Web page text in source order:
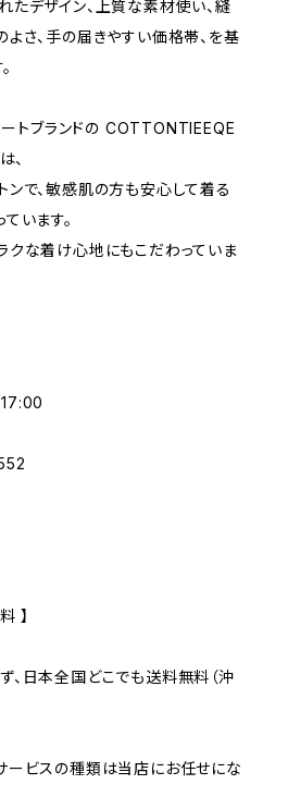
たデザイン、上質な素材使い、縫
さ、手の届きやすい価格帯、を基
トブランドの COTTONTIEEQE
、
ンで、敏感肌の方も安心して着る
います。
クな着け心地にもこだわっていま
】
、日本全国どこでも送料無料（沖
ービスの種類は当店にお任せにな